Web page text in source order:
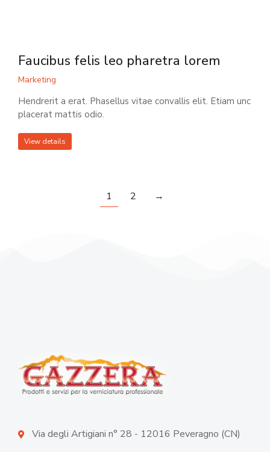
Faucibus felis leo pharetra lorem
Marketing
Hendrerit a erat. Phasellus vitae convallis elit. Etiam unc
placerat mattis odio.
View details
1 2 →
Via degli Artigiani n° 28 - 12016 Peveragno (CN)